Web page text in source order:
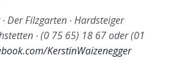
Der Filzgarten ∙ Hardsteiger
∙ (0 75 65) 18 67 oder (01
KerstinWaizenegger